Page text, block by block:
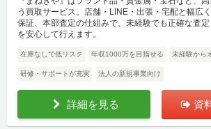
う買取サービス。店舗・LINE・出張・宅配と幅広
保証、本部査定の仕組みで、未経験でも正確な査
を安心して行えます。
在庫なしで低リスク 年収1000万を目指せる 未経験から
研修・サポートが充実 法人の新規事業向け
詳細を見る 資